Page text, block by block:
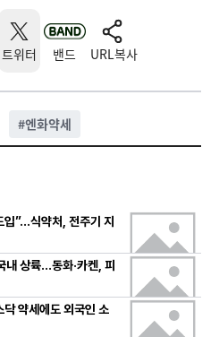
트위터 밴드 URL복사
#엔화약세
입”…식약처, 전주기 지
내 상륙…동화·카켄, 피
약세에도 외국인 소